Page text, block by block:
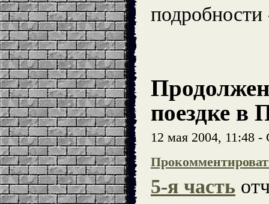
поездке в
12 мая 2004, 11:48
5-я часть